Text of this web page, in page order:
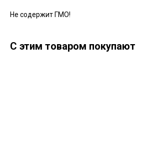
Не содержит ГМО!
С этим товаром покупают